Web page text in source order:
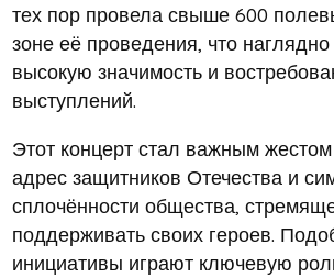
тех пор провела свыше 600
зоне её проведения, что
высокую значимость и
выступлений.
Этот концерт стал важным
адрес защитников Отечества и
сплочённости общества,
поддерживать своих героев.
инициативы играют ключевую